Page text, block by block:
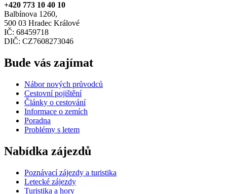
+420 773 10 40 10
Balbínova 1260,
500 03 Hradec Králové
IČ: 68459718
DIČ: CZ7608273046
Bude vás zajímat
Nábor nových průvodců
Cestovní pojištění
Články o cestování
Informace o zemích
Poradna
Problémy s letem
Nabídka zájezdů
Poznávací zájezdy a turistika
Letecké zájezdy
Turistika a hory